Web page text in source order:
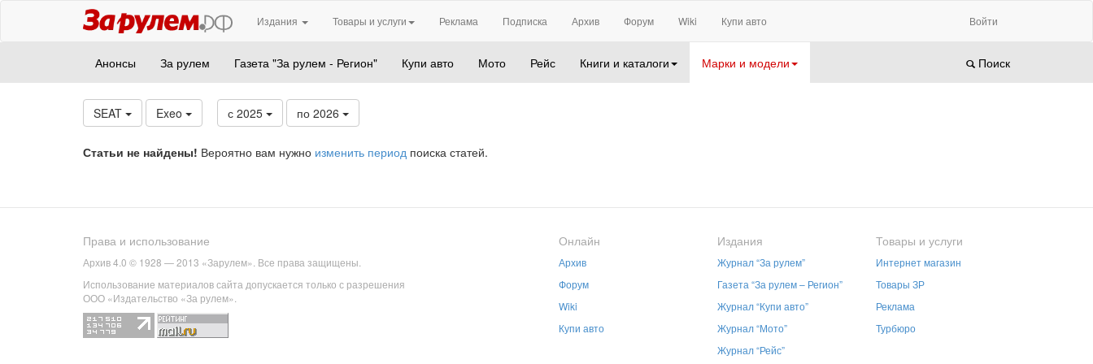
Издания Товары и услуги Реклама Подписка Архив Форум Wiki Купи авто Войти
Анонсы За рулем Газета "За рулем - Регион" Купи авто Мото Рейс Книги и каталоги Марки и модели Поиск
SEAT Exeo с 2025 по 2026
Статьи не найдены! Вероятно вам нужно изменить период поиска статей.
Права и использование
Архив 4.0 © 1928 — 2013 «Зарулем». Все права защищены.
Использование материалов сайта допускается только с разрешения
ООО «Издательство «За рулем».
Онлайн
Архив
Форум
Wiki
Купи авто
Издания
Журнал “За рулем”
Газета “За рулем – Регион”
Журнал “Купи авто”
Журнал “Мото”
Журнал “Рейс”
Товары и услуги
Интернет магазин
Товары ЗР
Реклама
Турбюро